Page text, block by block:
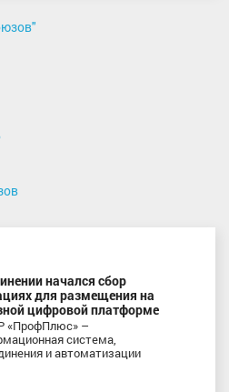
начался сбор
для размещения на
цифровой платформе
«ПрофПлюс» –
система,
и автоматизации